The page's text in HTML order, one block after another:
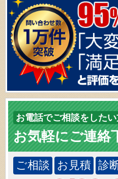
お電話でご相談をした
お気軽にご連絡
ご相談 お見積 診